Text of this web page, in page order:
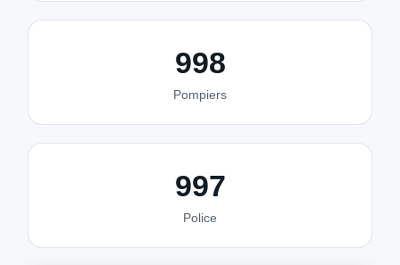
998
Pompiers
997
Police